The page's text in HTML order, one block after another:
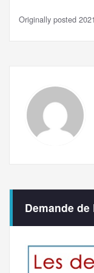
Originally posted
Demande de